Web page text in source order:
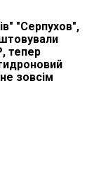
"Серпухов",
тепер
зовсім